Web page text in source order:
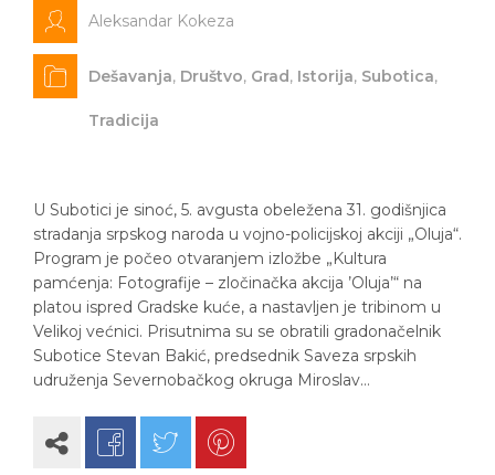
Aleksandar Kokeza
Dešavanja, Društvo, Grad, Istorija, Subotica,
Tradicija
U Subotici je sinoć, 5. avgusta obeležena 31. godišnjica
stradanja srpskog naroda u vojno-policijskoj akciji „Oluja“.
Program je počeo otvaranjem izložbe „Kultura
pamćenja: Fotografije – zločinačka akcija ’Oluja’“ na
platou ispred Gradske kuće, a nastavljen je tribinom u
Velikoj većnici. Prisutnima su se obratili gradonačelnik
Subotice Stevan Bakić, predsednik Saveza srpskih
udruženja Severnobačkog okruga Miroslav…